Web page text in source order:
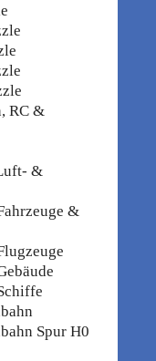
RC &
&
&
Spur H0